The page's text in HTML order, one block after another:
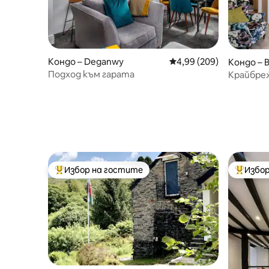
Кондо – Deganwy Средна оценка: 4,99
4,99 (209)
Подход към гарата
Кондо –
Най-популярен избор на гостите
Избор на гостите Най-